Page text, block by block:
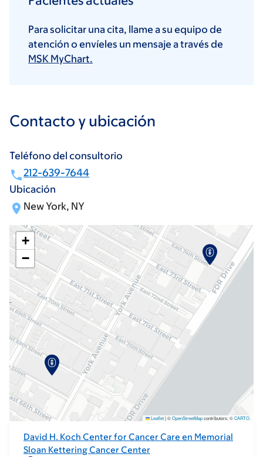
Para solicitar una cita, llame a su equipo de
atención o envíeles un mensaje a través de
MSK MyChart.
Contacto y ubicación
Teléfono del consultorio
212-639-7644
Ubicación
New York, NY
David H. Koch Center for Cancer Care en Memorial
Sloan Kettering Cancer Center
+
−
Leaflet|©OpenStreetMapcontributors; ©CARTO.